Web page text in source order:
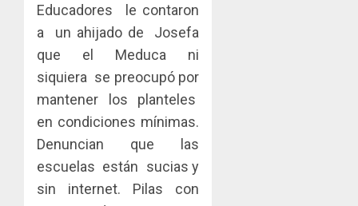
Educadores le contaron
a un ahijado de Josefa
que el Meduca ni
siquiera se preocupó por
mantener los planteles
en condiciones mínimas.
Denuncian que las
escuelas están sucias y
sin internet. Pilas con